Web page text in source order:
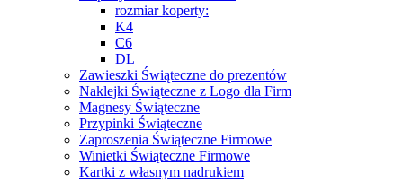
rozmiar koperty:
K4
C6
DL
Zawieszki Świąteczne do prezentów
Naklejki Świąteczne z Logo dla Firm
Magnesy Świąteczne
Przypinki Świąteczne
Zaproszenia Świąteczne Firmowe
Winietki Świąteczne Firmowe
Kartki z własnym nadrukiem